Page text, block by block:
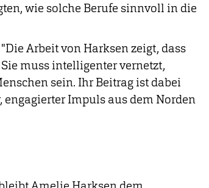
wie solche Berufe sinnvoll in die
Arbeit von Harksen zeigt, dass
muss intelligenter vernetzt,
sein. Ihr Beitrag ist dabei
Impuls aus dem Norden